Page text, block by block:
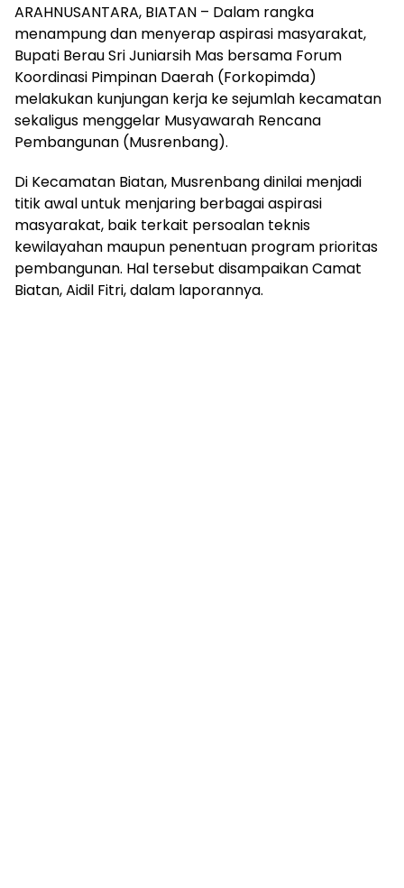
ARAHNUSANTARA, BIATAN – Dalam rangka
menampung dan menyerap aspirasi masyarakat,
Bupati Berau Sri Juniarsih Mas bersama Forum
Koordinasi Pimpinan Daerah (Forkopimda)
melakukan kunjungan kerja ke sejumlah kecamatan
sekaligus menggelar Musyawarah Rencana
Pembangunan (Musrenbang).
Di Kecamatan Biatan, Musrenbang dinilai menjadi
titik awal untuk menjaring berbagai aspirasi
masyarakat, baik terkait persoalan teknis
kewilayahan maupun penentuan program prioritas
pembangunan. Hal tersebut disampaikan Camat
Biatan, Aidil Fitri, dalam laporannya.